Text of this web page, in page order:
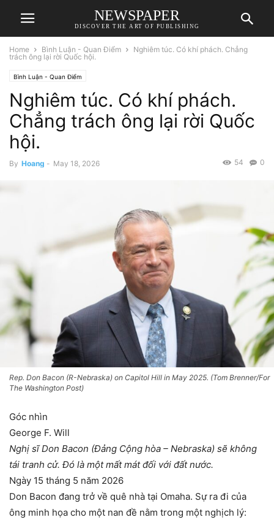
NEWSPAPER
DISCOVER THE ART OF PUBLISHING
Home Bình Luận - Quan Điểm
Nghiêm túc. Có khí phách. Chẳng
trách ông lại rời Quốc hội.
Bình Luận - Quan Điểm
Nghiêm túc. Có khí phách.
Chẳng trách ông lại rời Quốc
hội.
By Hoang - May 18, 2026 0
54
Rep. Don Bacon (R-Nebraska) on Capitol Hill in May 2025. (Tom Brenner/For
The Washington Post)
Góc nhìn
George F. Will
Nghị sĩ Don Bacon (Đảng Cộng hòa – Nebraska) sẽ không
tái tranh cử. Đó là một mất mát đối với đất nước.
Ngày 15 tháng 5 năm 2026
Don Bacon đang trở về quê nhà tại Omaha. Sự ra đi của
ông minh họa cho một nan đề nằm trong một nghịch lý: